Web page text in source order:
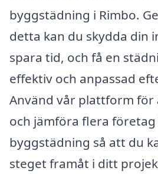
byggstädning i Rimbo.
detta kan du skydda din
spara tid, och få en
effektiv och anpassad
Använd vår plattform
och jämföra flera
byggstädning så att du
steget framåt i ditt